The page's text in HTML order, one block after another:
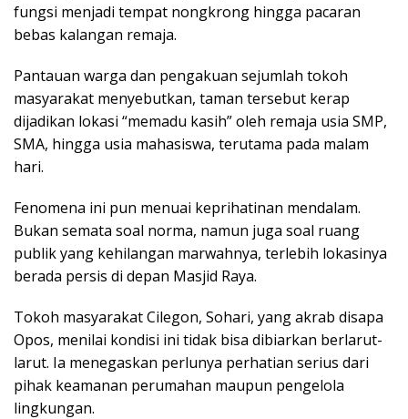
fungsi menjadi tempat nongkrong hingga pacaran
bebas kalangan remaja.
Pantauan warga dan pengakuan sejumlah tokoh
masyarakat menyebutkan, taman tersebut kerap
dijadikan lokasi “memadu kasih” oleh remaja usia SMP,
SMA, hingga usia mahasiswa, terutama pada malam
hari.
Fenomena ini pun menuai keprihatinan mendalam.
Bukan semata soal norma, namun juga soal ruang
publik yang kehilangan marwahnya, terlebih lokasinya
berada persis di depan Masjid Raya.
Tokoh masyarakat Cilegon, Sohari, yang akrab disapa
Opos, menilai kondisi ini tidak bisa dibiarkan berlarut-
larut. Ia menegaskan perlunya perhatian serius dari
pihak keamanan perumahan maupun pengelola
lingkungan.